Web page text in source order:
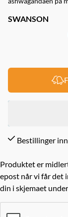
SWANSON
Bestillinger
Produktet er
epost når vi får det
din i skjemaet under.